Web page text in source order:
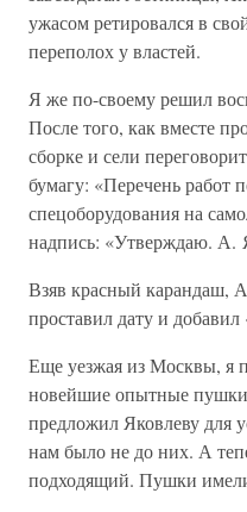
ужасом ретировался в
переполох у властей.
Я же по-своему решил
После того, как вместе
сборке и сели
бумагу: «Перечень работ
спецоборудования на
надпись: «Утверждаю. А.
Взяв красный карандаш,
проставил дату и
Еще уезжая из Москвы, я
новейшие опытные
предложил Яковлеву для
нам было не до них. А
подходящий. Пушки